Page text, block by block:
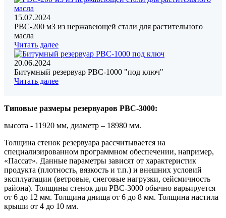
15.07.2024
РВС-200 м3 из нержавеющей стали для растительного
масла
Читать далее
20.06.2024
Битумный резервуар РВС-1000 "под ключ"
Читать далее
Типовые размеры резервуаров РВС-3000:
высота - 11920 мм, диаметр – 18980 мм.
Толщина стенок резервуара рассчитывается на
специализированном программном обеспечении, например,
«Пассат». Данные параметры зависят от характеристик
продукта (плотность, вязкость и т.п.) и внешних условий
эксплуатации (ветровые, снеговые нагрузки, сейсмичность
района). Толщины стенок для РВС-3000 обычно варьируется
от 6 до 12 мм. Толщина днища от 6 до 8 мм. Толщина настила
крыши от 4 до 10 мм.